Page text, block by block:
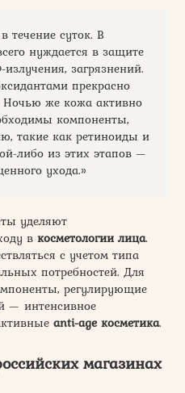
течение суток. В
нуждается в защите
загрязнений.
прекрасно
Ночью же кожа активно
компоненты,
такие как ретиноиды и
либо из этих этапов —
ухода.»
уделяют
в косметологии лица.
с учетом типа
потребностей. Для
регулирующие
— интенсивное
anti-age косметика.
магазинах